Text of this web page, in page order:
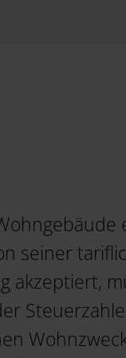
seiner
akzeptiert,